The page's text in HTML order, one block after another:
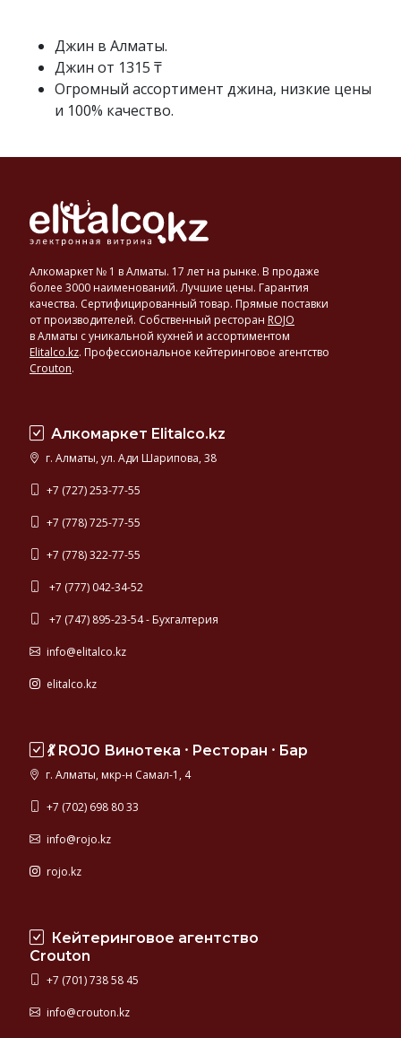
двукратной
дистилляции
настойки
трав
джина:
анис,
лакрица,
кориандр,
фенхель
обязательно
ягоды
можжевельника.
можно
купить
марки
для
коктейлей: Гордонс, Бифитер, Танкерей.
Джин в Алматы.
Джин от 1315 ₸
Огромный ассортимент джина, низкие цены
и 100% качество.
Алкомаркет № 1 в Алматы. 17 лет на рынке. В продаже
более 3000 наименований. Лучшие цены. Гарантия
качества. Сертифицированный товар. Прямые поставки
от производителей. Собственный ресторан ROJO
в Алматы с уникальной кухней и ассортиментом
Elitalco.kz. Профессиональное кейтеринговое агентство
Crouton.
Алкомаркет Elitalco.kz
г. Алматы, ул. Ади Шарипова, 38
+7 (727) 253-77-55
+7 (778) 725-77-55
+7 (778) 322-77-55
+7 (777) 042-34-52
+7 (747) 895-23-54 - Бухгалтерия
info@elitalco.kz
elitalco.kz
💃 ROJO Винотека ⸱ Ресторан ⸱ Бар
г. Алматы, мкр-н Самал-1, 4
+7 (702) 698 80 33
info@rojo.kz
rojo.kz
Кейтеринговое агентство
Crouton
+7 (701) 738 58 45
info@crouton.kz